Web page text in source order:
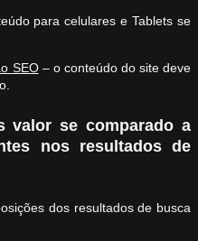
para celulares e Tablets se
SEO– o conteúdo do site deve
valor se comparado a
nos resultados de
dos resultados de busca